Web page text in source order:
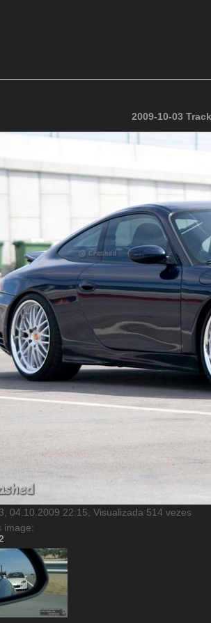
2009-10-03
04.10.2009 22:15, Visualizada 514 vezes
image: